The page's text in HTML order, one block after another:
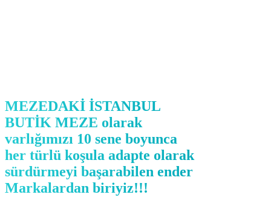
MEZEDAKİ İSTANBUL
BUTİK MEZE olarak
varlığımızı 10 sene boyunca
her türlü koşula adapte olarak
sürdürmeyi başarabilen ender
Markalardan biriyiz!!!